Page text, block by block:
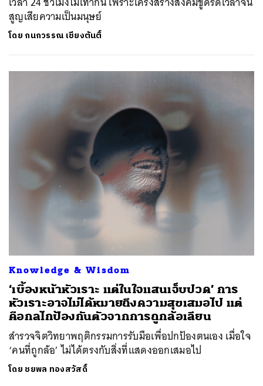
สูญเสียความเป็นมนุษย์
โดย กนกวรรณ เชียงตันติ์
Knowledge & Wisdom
‘เบื้องหน้าหัวเราะ แต่ในใจแสนเจ็บปวด’ การ
หัวเราะอาจไม่ได้หมายถึงความสุขเสมอไป แต่
คือกลไกป้องกันตัวจากการถูกล้อเลียน
สำรวจจิตวิทยาพฤติกรรมการรับมือเพื่อปกป้องตนเอง เมื่อใจ
‘คนที่ถูกล้อ’ ไม่ได้ตรงกับสิ่งที่แสดงออกเสมอไป
โดย ชยพล ทองสวัสดิ์